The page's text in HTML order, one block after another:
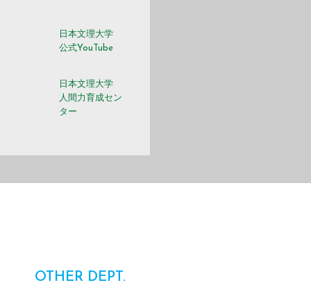
日本文理大学
公式YouTube
日本文理大学
人間力育成セン
ター
OTHER DEPT.